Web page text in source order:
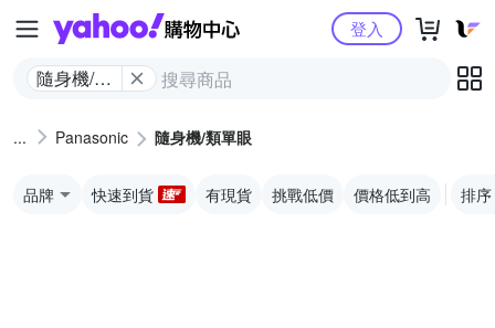
Yahoo購物中心
隨身機/類
登入
Panasonic 隨身機/類單眼
品牌 快速到貨 有現貨 挑戰低價 價格低到高 排序